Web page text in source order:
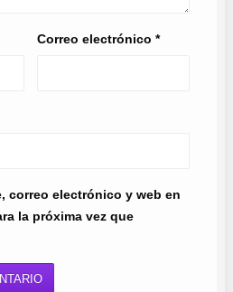
Correo electrónico*
correo electrónico y web en
la próxima vez que